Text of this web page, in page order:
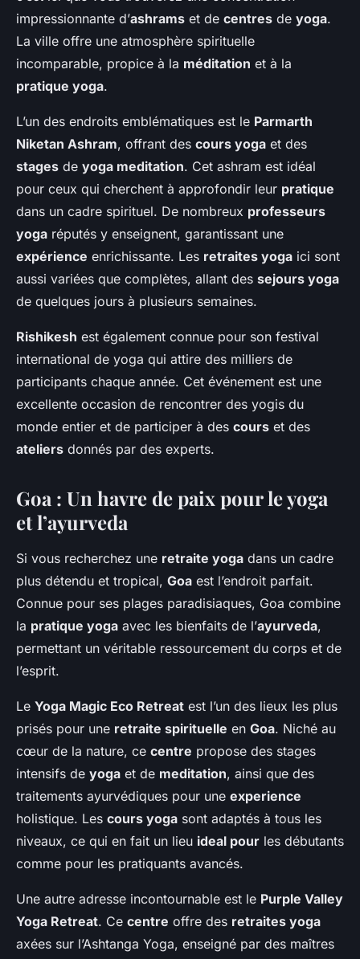
impressionnante d’ashrams et de centres de yoga.
La ville offre une atmosphère spirituelle
incomparable, propice à la méditation et à la
pratique yoga.
L’un des endroits emblématiques est le Parmarth
Niketan Ashram, offrant des cours yoga et des
stages de yoga meditation. Cet ashram est idéal
pour ceux qui cherchent à approfondir leur pratique
dans un cadre spirituel. De nombreux professeurs
yoga réputés y enseignent, garantissant une
expérience enrichissante. Les retraites yoga ici sont
aussi variées que complètes, allant des sejours yoga
de quelques jours à plusieurs semaines.
Rishikesh est également connue pour son festival
international de yoga qui attire des milliers de
participants chaque année. Cet événement est une
excellente occasion de rencontrer des yogis du
monde entier et de participer à des cours et des
ateliers donnés par des experts.
Goa : Un havre de paix pour le yoga
et l’ayurveda
Si vous recherchez une retraite yoga dans un cadre
plus détendu et tropical, Goa est l’endroit parfait.
Connue pour ses plages paradisiaques, Goa combine
la pratique yoga avec les bienfaits de l’ayurveda,
permettant un véritable ressourcement du corps et de
l’esprit.
Le Yoga Magic Eco Retreat est l’un des lieux les plus
prisés pour une retraite spirituelle en Goa. Niché au
cœur de la nature, ce centre propose des stages
intensifs de yoga et de meditation, ainsi que des
traitements ayurvédiques pour une experience
holistique. Les cours yoga sont adaptés à tous les
niveaux, ce qui en fait un lieu ideal pour les débutants
comme pour les pratiquants avancés.
Une autre adresse incontournable est le Purple Valley
Yoga Retreat. Ce centre offre des retraites yoga
axées sur l’Ashtanga Yoga, enseigné par des maîtres